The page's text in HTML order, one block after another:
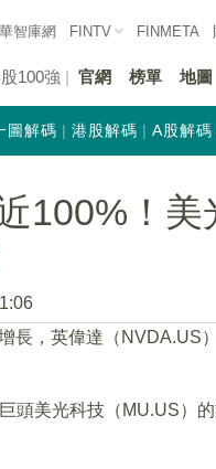
智庫網 FINTV FINMETA
100強 官網 榜單 地圖
圖解碼 港股解碼 A股解碼
100%！
長，英偉達（NVDA.US
頭美光科技（MU.US）